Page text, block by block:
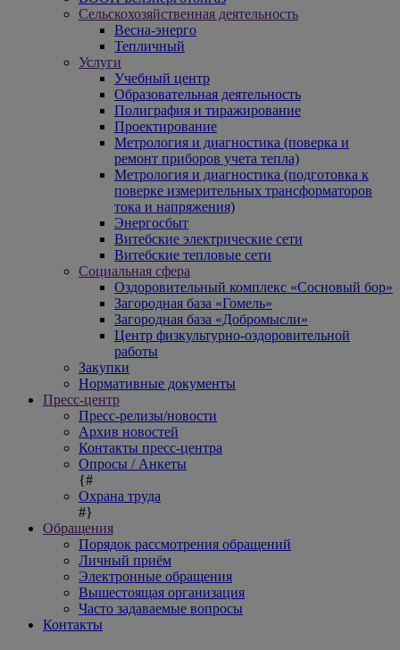
Сельскохозяйственная деятельность
Весна-энерго
Тепличный
Услуги
Учебный центр
Образовательная деятельность
Полиграфия и тиражирование
Проектирование
Метрология и диагностика (поверка и
ремонт приборов учета тепла)
Метрология и диагностика (подготовка к
поверке измерительных трансформаторов
тока и напряжения)
Энергосбыт
Витебские электрические сети
Витебские тепловые сети
Социальная сфера
Оздоровительный комплекс «Сосновый бор»
Загородная база «Гомель»
Загородная база «Добромысли»
Центр физкультурно-оздоровительной
работы
Закупки
Нормативные документы
Пресс-центр
Пресс-релизы/новости
Архив новостей
Контакты пресс-центра
Опросы / Анкеты
{#
Охрана труда
#}
Обращения
Порядок рассмотрения обращений
Личный приём
Электронные обращения
Вышестоящая организация
Часто задаваемые вопросы
Контакты